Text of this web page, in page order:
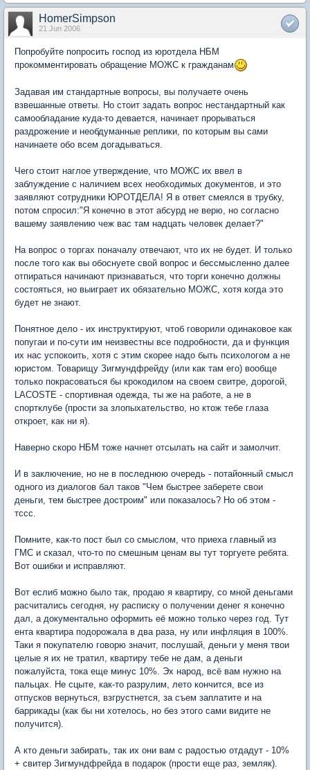
HomerSimpson
21 Jun 2006
Попробуйте попросить господ из юротдела НБМ
прокомментировать обращение МОЖС к гражданам
Задавая им стандартные вопросы, вы получаете очень
взвешанные ответы. Но стоит задать вопрос нестандартный как
самообладание куда-то девается, начинает прорываться
раздрожение и необдуманные реплики, по которым вы сами
начинаете обо всем догадываться.
Чего стоит наглое утверждение, что МОЖС их ввел в
заблуждение с наличием всех необходимых документов, и это
заявляют сотрудники ЮРОТДЕЛА! Я в ответ смеялся в трубку,
потом спросил:"Я конечно в этот абсурд не верю, но согласно
вашему заявлению чеж вас там надцать человек делает?"
На вопрос о торгах поначалу отвечают, что их не будет. И только
после того как вы обоснуете свой вопрос и бессмысленно далее
отпираться начинают признаваться, что торги конечно должны
состояться, но выиграет их обязательно МОЖС, хотя когда это
будет не знают.
Понятное дело - их инструктируют, чтоб говорили одинаковое как
попугаи и по-сути им неизвестны все подробности, да и функция
их нас успокоить, хотя с этим скорее надо быть психологом а не
юристом. Товарищу Зигмундфрейду (или как там его) вообще
только покрасоваться бы крокодилом на своем свитре, дорогой,
LACOSTE - спортивная одежда, ты же на работе, а не в
спортклубе (прости за злопыхательство, но ктож тебе глаза
откроет, как ни я).
Наверно скоро НБМ тоже начнет отсылать на сайт и замолчит.
И в заключение, но не в последнюю очередь - потайонный смысл
одного из диалогов бал таков "Чем быстрее заберете свои
деньги, тем быстрее достроим" или показалось? Но об этом -
тссс.
Помните, как-то пост был со смыслом, что приеха главный из
ГМС и сказал, что-то по смешным ценам вы тут торгуете ребята.
Вот ошибки и исправляют.
Вот еслиб можно было так, продаю я квартиру, со мной деньгами
расчитались сегодня, ну расписку о получении денег я конечно
дал, а документально оформить её можно только через год. Тут
ента квартира подорожала в два раза, ну или инфляция в 100%.
Таки я покупателю говорю значит, послушай, деньги у меня твои
целые я их не тратил, квартиру тебе не дам, а деньги
пожалуйста, тока еще минус 10%. Эх народ, всё вам нужно на
пальцах. Не сцыте, как-то разрулим, лето кончится, все из
отпусков вернуться, взгрустнется, за съем заплатите и на
баррикады (как бы ни хотелось, но без этого сами видите не
получится).
А кто деньги забирать, так их они вам с радостью отдадут - 10%
+ свитер Зигмундфрейда в подарок (прости еще раз, земляк).